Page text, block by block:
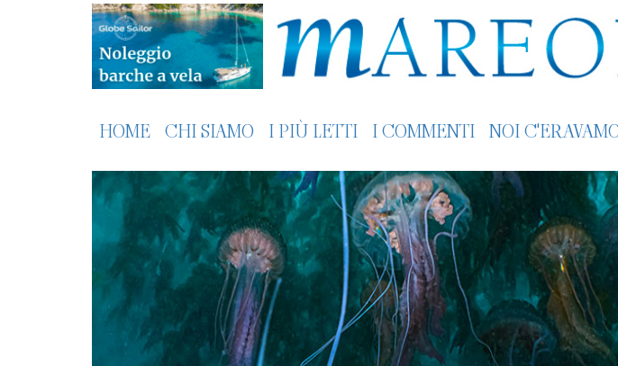
HOME CHI SIAMO I PIÙ LETTI I COMMENTI NOI